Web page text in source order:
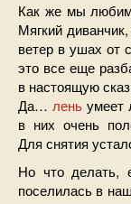
Как же мы
Мягкий
ветер в ушах от
это все еще
в настоящую
Да… леньумеет
в них очень
Для снятия
Но что делать,
поселилась в